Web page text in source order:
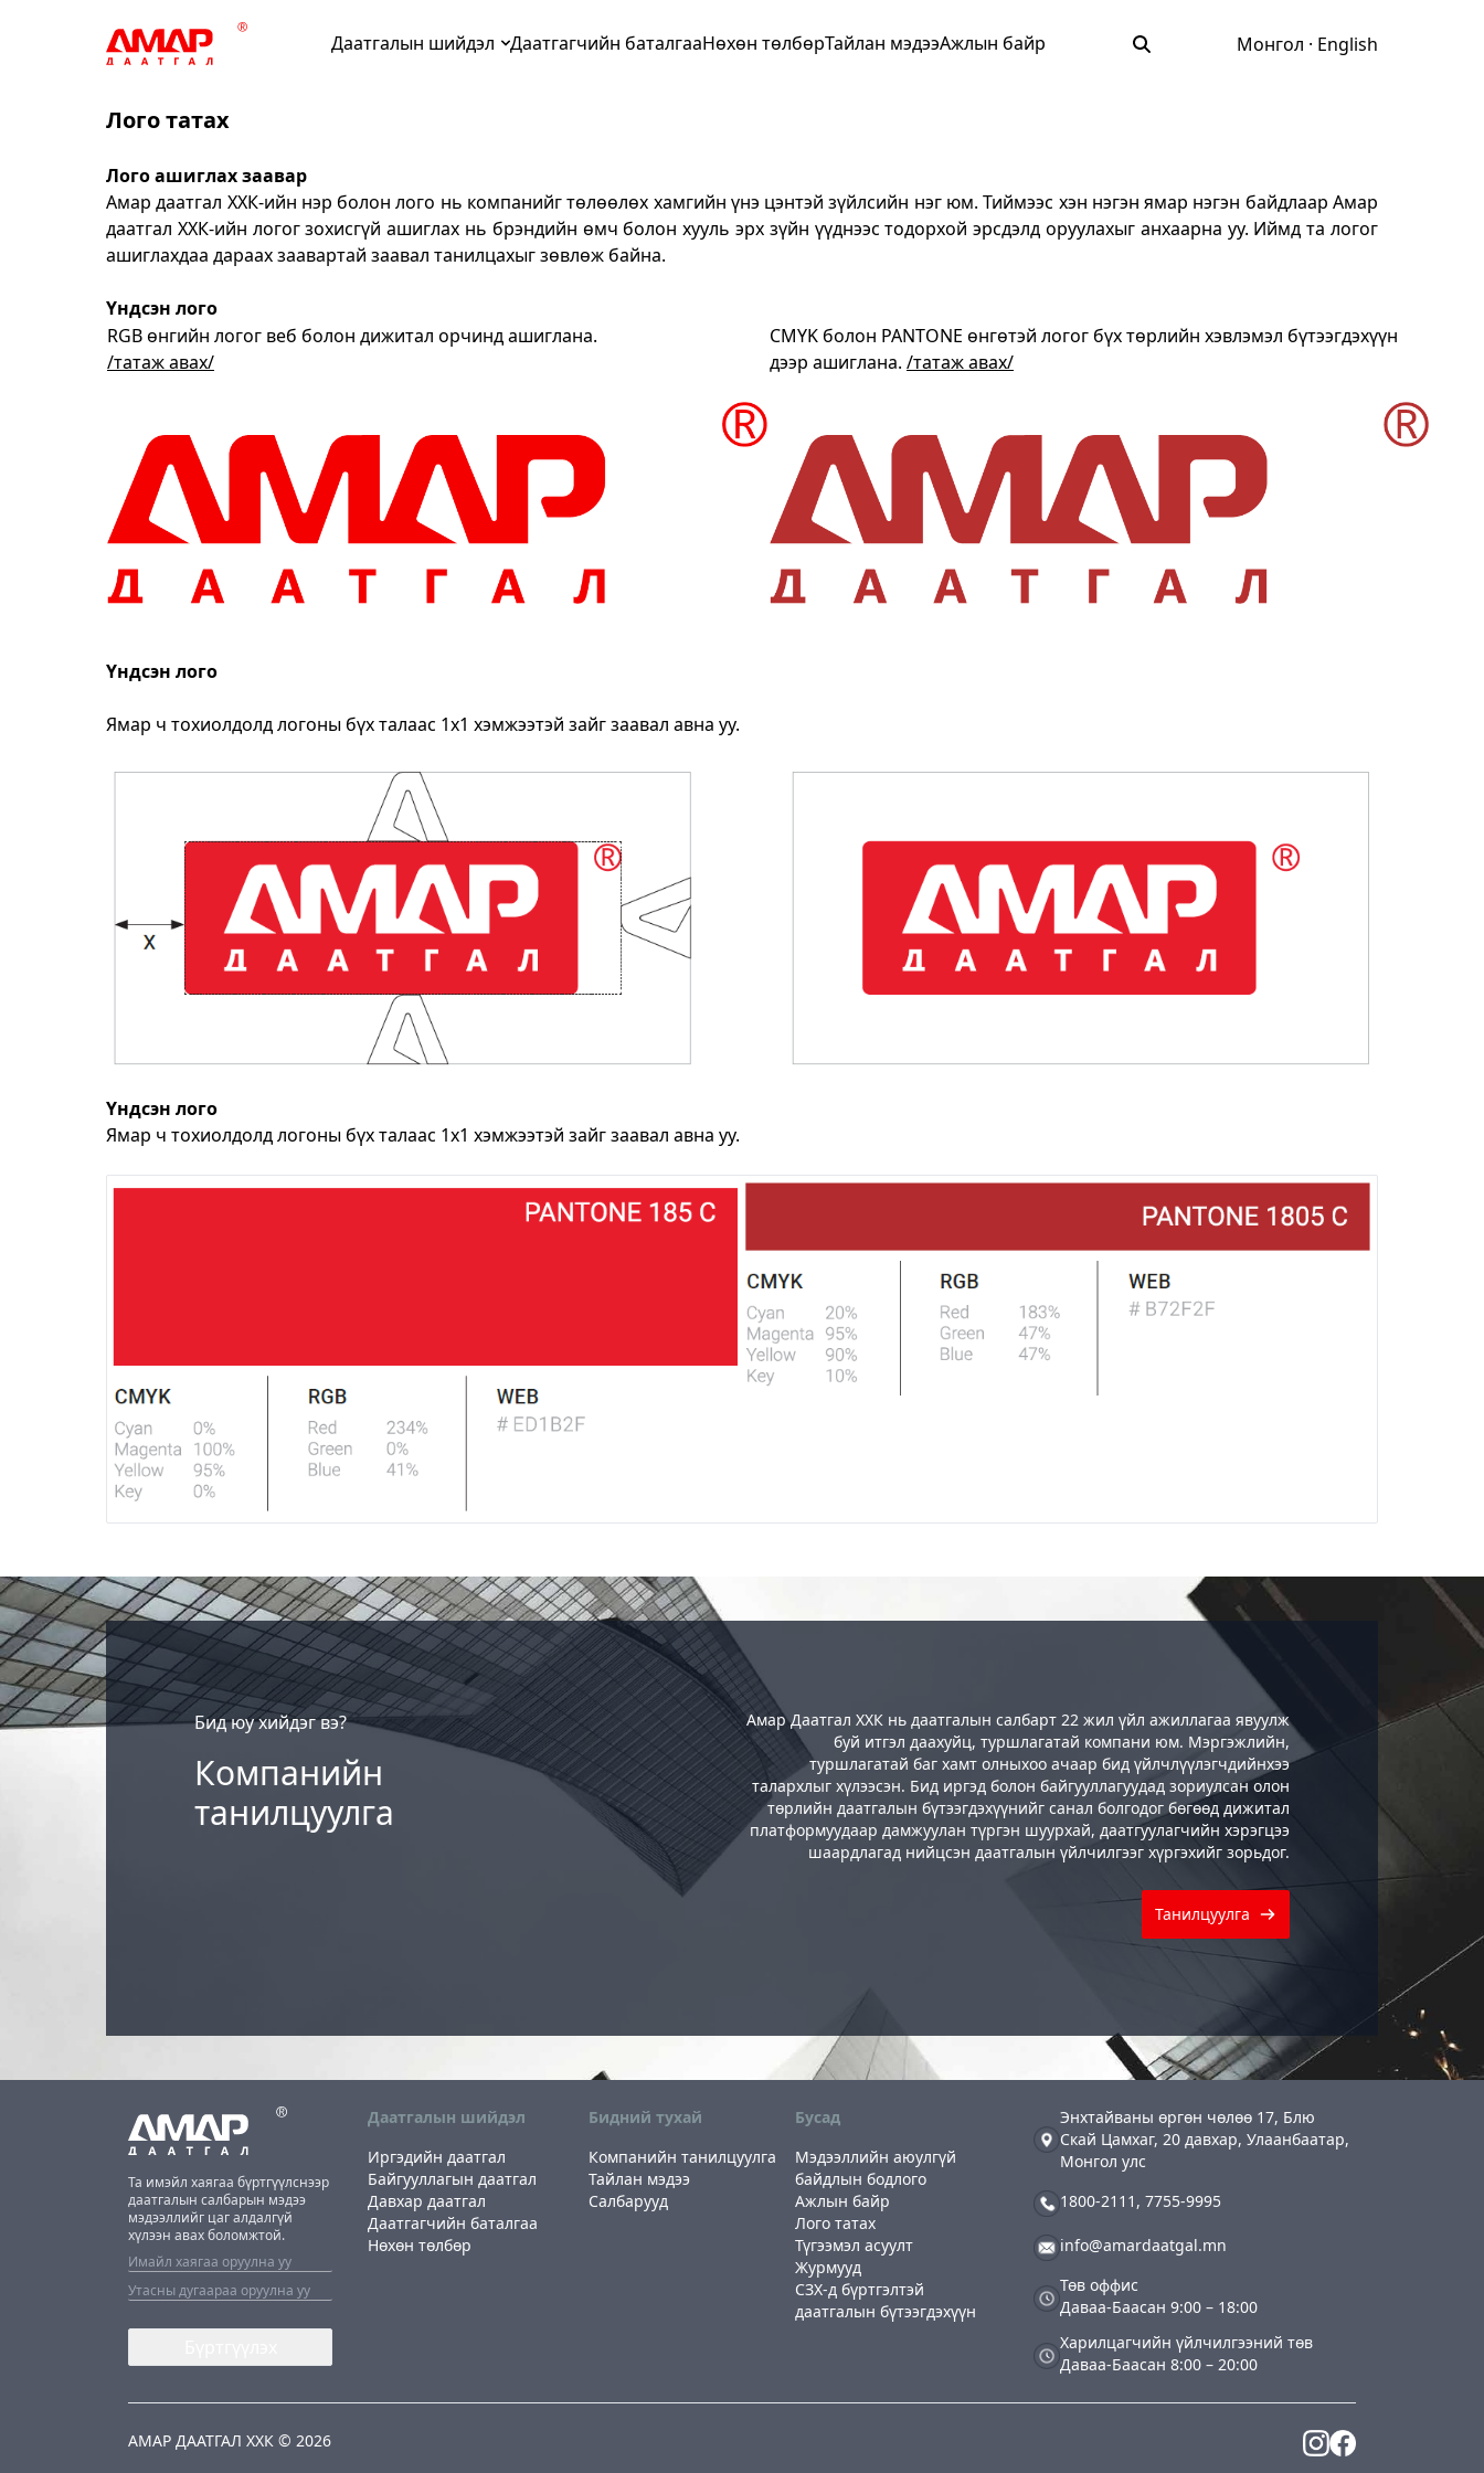
Даатгалын шийдэл Даатгагчийн баталгааНөхөн төлбөрТайлан мэдээАжлын байр Монгол · English
Лого татах
Лого ашиглах заавар
Амар даатгал ХХК-ийн нэр болон лого нь компанийг төлөөлөх хамгийн үнэ цэнтэй зүйлсийн нэг юм. Тиймээс хэн нэгэн ямар нэгэн байдлаар Амар
даатгал ХХК-ийн логог зохисгүй ашиглах нь брэндийн өмч болон хууль эрх зүйн үүднээс тодорхой эрсдэлд оруулахыг анхаарна уу. Иймд та логог
ашиглахдаа дараах заавартай заавал танилцахыг зөвлөж байна.
Үндсэн лого
RGB өнгийн логог веб болон дижитал орчинд ашиглана.
/татаж авах/
CMYK болон PANTONE өнгөтэй логог бүх төрлийн хэвлэмэл бүтээгдэхүүн
дээр ашиглана. /татаж авах/
Үндсэн лого
Ямар ч тохиолдолд логоны бүх талаас 1x1 хэмжээтэй зайг заавал авна уу.
Үндсэн лого
Ямар ч тохиолдолд логоны бүх талаас 1x1 хэмжээтэй зайг заавал авна уу.
Бид юу хийдэг вэ?
Компанийн
танилцуулга
Амар Даатгал ХХК нь даатгалын салбарт 22 жил үйл ажиллагаа явуулж
буй итгэл даахуйц, туршлагатай компани юм. Мэргэжлийн,
туршлагатай баг хамт олныхоо ачаар бид үйлчлүүлэгчдийнхээ
талархлыг хүлээсэн. Бид иргэд болон байгууллагуудад зориулсан олон
төрлийн даатгалын бүтээгдэхүүнийг санал болгодог бөгөөд дижитал
платформуудаар дамжуулан түргэн шуурхай, даатгуулагчийн хэрэгцээ
шаардлагад нийцсэн даатгалын үйлчилгээг хүргэхийг зорьдог.
Танилцуулга
Та имэйл хаягаа бүртгүүлснээр
даатгалын салбарын мэдээ
мэдээллийг цаг алдалгүй
хүлээн авах боломжтой.
Даатгалын шийдэл
Иргэдийн даатгал
Байгууллагын даатгал
Давхар даатгал
Даатгагчийн баталгаа
Нөхөн төлбөр
Бидний тухай
Компанийн танилцуулга
Тайлан мэдээ
Салбарууд
Бусад
Мэдээллийн аюулгүй
байдлын бодлого
Ажлын байр
Лого татах
Түгээмэл асуулт
Журмууд
СЗХ-д бүртгэлтэй
даатгалын бүтээгдэхүүн
Энхтайваны өргөн чөлөө 17, Блю
Скай Цамхаг, 20 давхар, Улаанбаатар,
Монгол улс
1800-2111 ,7755-9995
info@amardaatgal.mn
Төв оффис
Даваа-Баасан 9:00 – 18:00
Харилцагчийн үйлчилгээний төв
Даваа-Баасан 8:00 – 20:00
АМАР ДААТГАЛ ХХК © 2026